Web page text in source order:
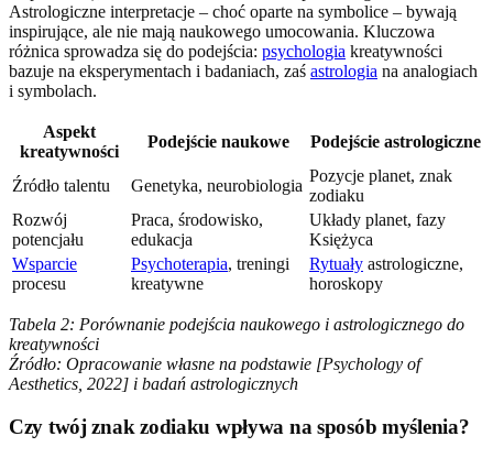
Astrologiczne interpretacje – choć oparte na symbolice – bywają
inspirujące, ale nie mają naukowego umocowania. Kluczowa
różnica sprowadza się do podejścia: psychologia kreatywności
bazuje na eksperymentach i badaniach, zaś astrologia na analogiach
i symbolach.
Aspekt
kreatywności
Podejście naukowe Podejście astrologiczne
Źródło talentu Genetyka, neurobiologia
Pozycje planet, znak
zodiaku
Rozwój
potencjału
Praca, środowisko,
edukacja
Układy planet, fazy
Księżyca
Wsparcie
procesu
Psychoterapia, treningi
kreatywne
Rytuały astrologiczne,
horoskopy
Tabela 2: Porównanie podejścia naukowego i astrologicznego do
kreatywności
Źródło: Opracowanie własne na podstawie [Psychology of
Aesthetics, 2022] i badań astrologicznych
Czy twój znak zodiaku wpływa na sposób myślenia?